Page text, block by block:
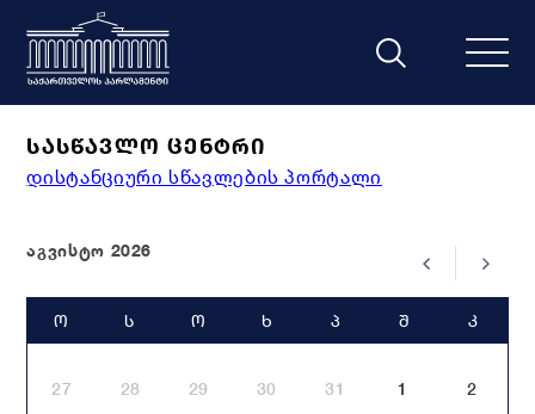
ᲡᲐᲡᲬᲐᲕᲚᲝ ᲪᲔᲜᲢᲠᲘ
დისტანციური სწავლების პორტალი
აგვისტო 2026
Ო Ს Ო Ხ Პ Შ Კ
27 28 29 30 31 1 2